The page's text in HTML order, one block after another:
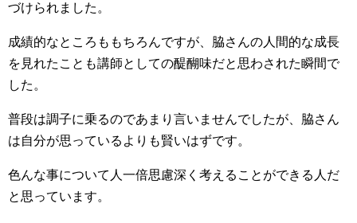
づけられました。
成績的なところももちろんですが、脇さんの人間的な成長
を見れたことも講師としての醍醐味だと思わされた瞬間で
した。
普段は調子に乗るのであまり言いませんでしたが、脇さん
は自分が思っているよりも賢いはずです。
色んな事について人一倍思慮深く考えることができる人だ
と思っています。